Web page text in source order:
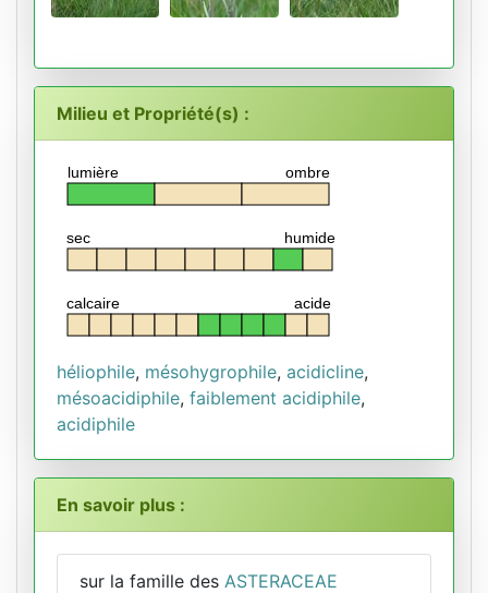
Milieu et Propriété(s) :
ombre
lumière
humide
sec
acide
calcaire
héliophile, mésohygrophile, acidicline,
mésoacidiphile, faiblement acidiphile,
acidiphile
En savoir plus :
sur la famille des ASTERACEAE